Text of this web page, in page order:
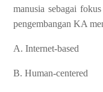
manusia sebagai
pengembangan KA
A. Internet-based
B. Human-centered